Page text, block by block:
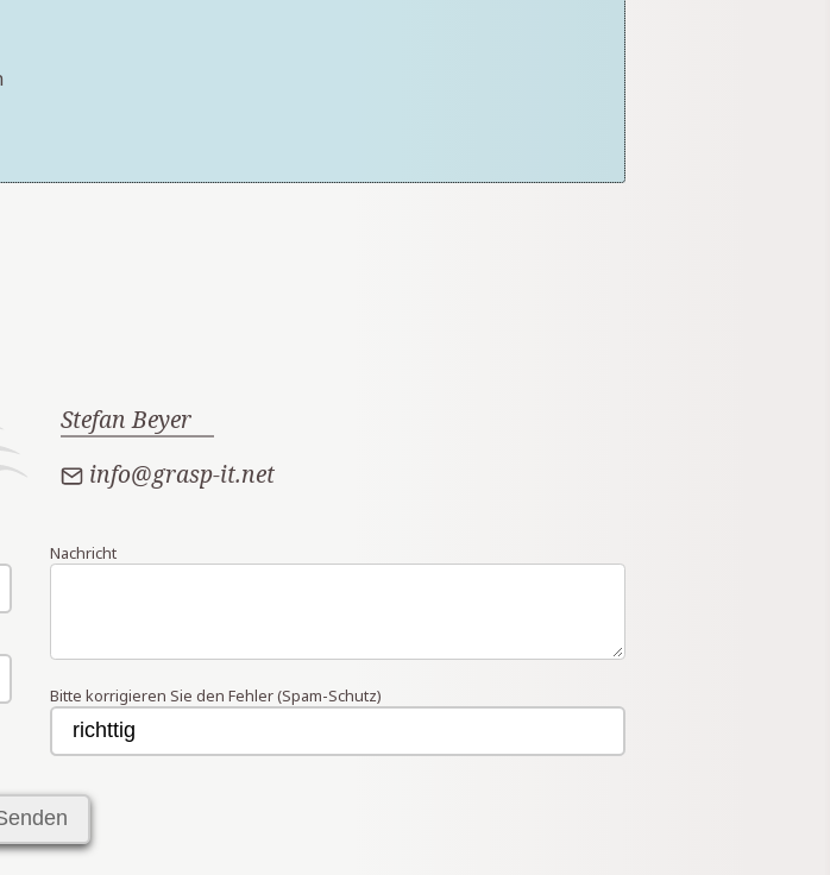
Stefan Beyer
info@grasp-it.net
Nachricht
Bitte korrigieren Sie den Fehler (Spam-Schutz)